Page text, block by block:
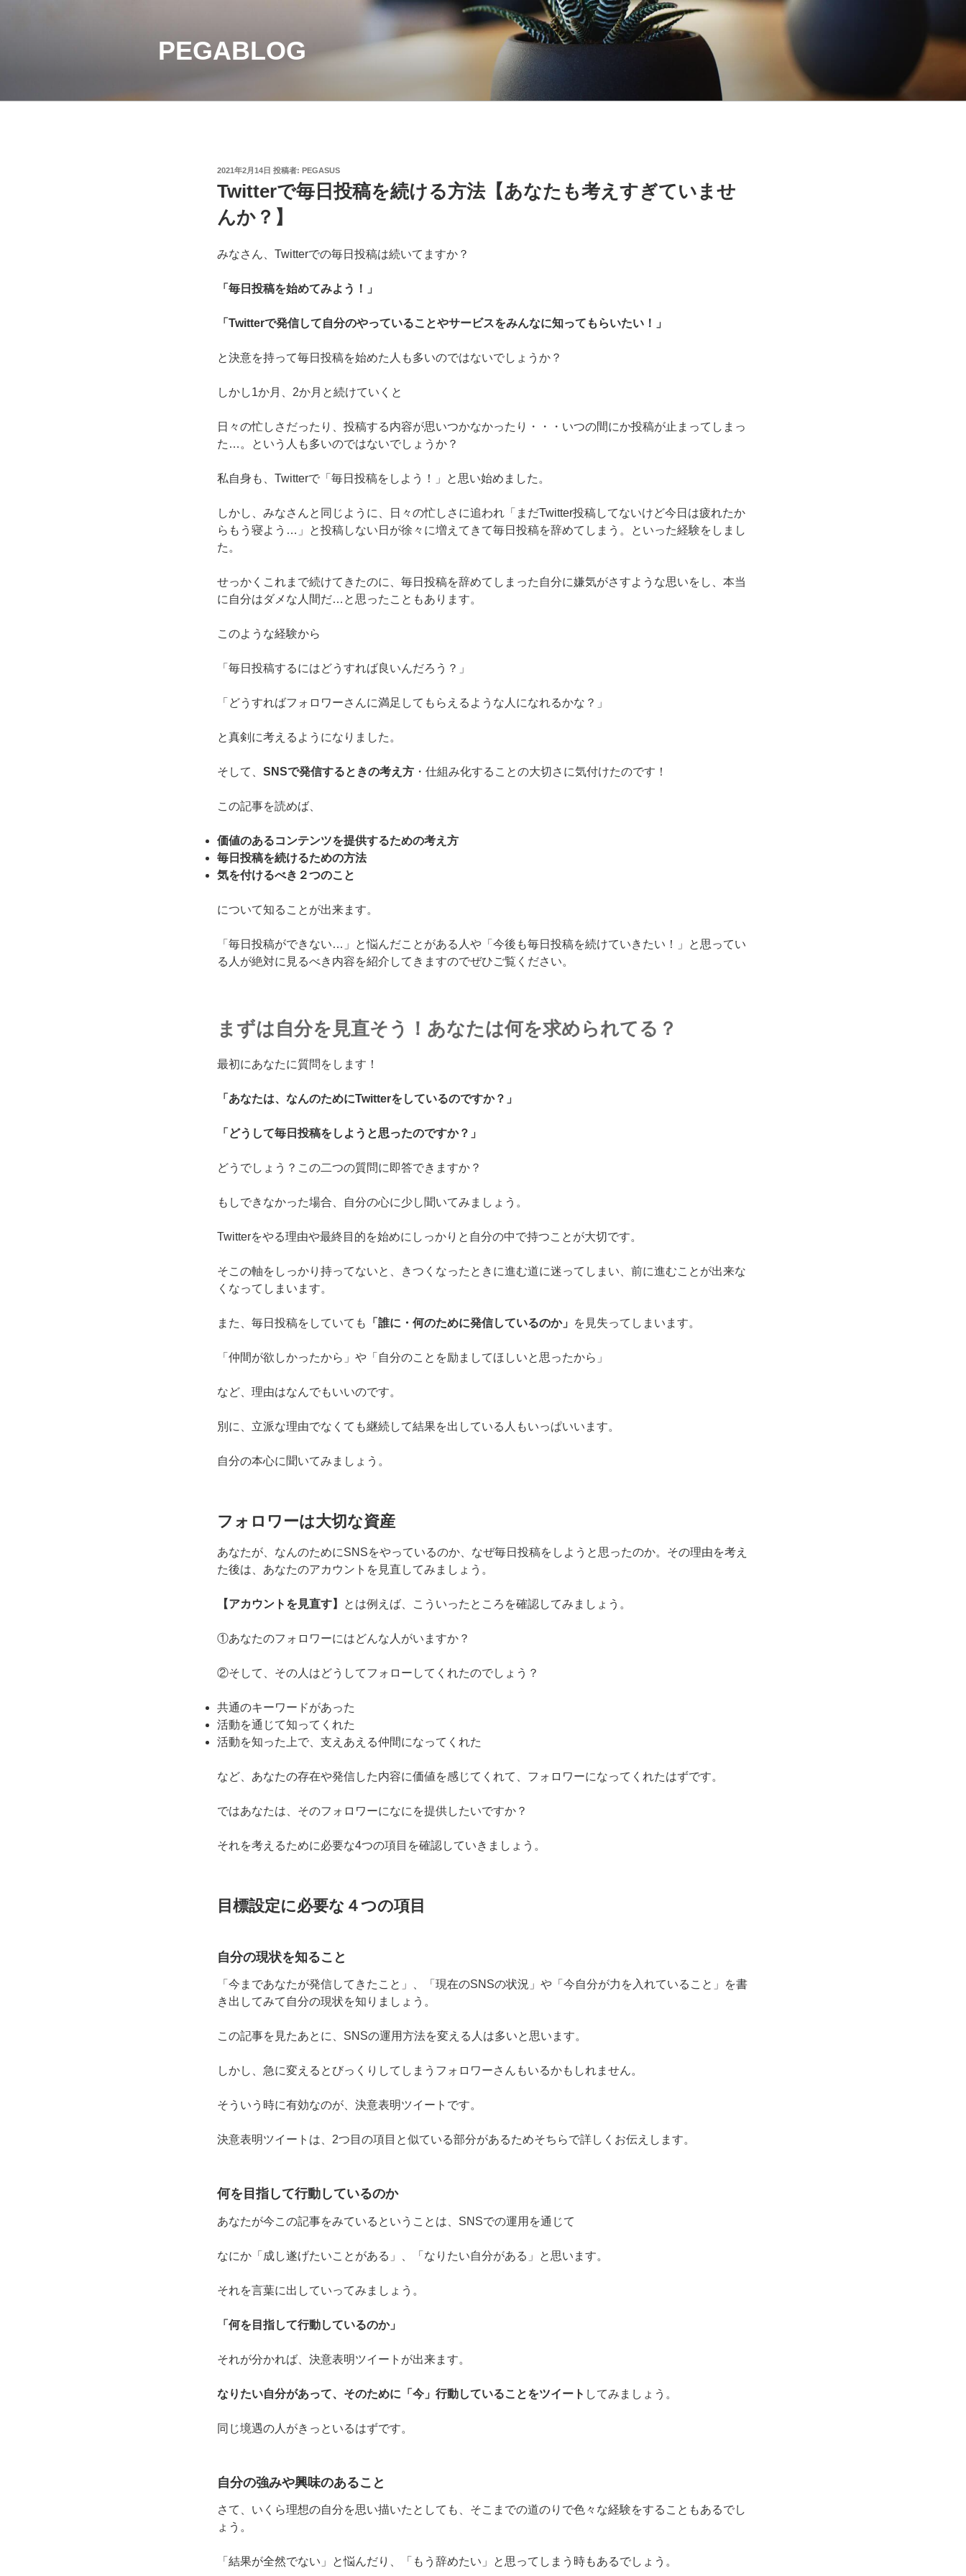
PEGABLOG
投
日:
2021年2月14日 投稿者: PEGASUS
Twitterで毎日投稿を続ける方法【あなたも考えすぎていませ
んか？】
みなさん、Twitterでの毎日投稿は続いてますか？
「毎日投稿を始めてみよう！」
「Twitterで発信して自分のやっていることやサービスをみんなに知ってもらいたい！」
と決意を持って毎日投稿を始めた人も多いのではないでしょうか？
しかし1か月、2か月と続けていくと
日々の忙しさだったり、投稿する内容が思いつかなかったり・・・いつの間にか投稿が止まってしまっ
た…。という人も多いのではないでしょうか？
私自身も、Twitterで「毎日投稿をしよう！」と思い始めました。
しかし、みなさんと同じように、日々の忙しさに追われ「まだTwitter投稿してないけど今日は疲れたか
らもう寝よう…」と投稿しない日が徐々に増えてきて毎日投稿を辞めてしまう。といった経験をしまし
た。
せっかくこれまで続けてきたのに、毎日投稿を辞めてしまった自分に嫌気がさすような思いをし、本当
に自分はダメな人間だ…と思ったこともあります。
このような経験から
「毎日投稿するにはどうすれば良いんだろう？」
「どうすればフォロワーさんに満足してもらえるような人になれるかな？」
と真剣に考えるようになりました。
そして、 SNSで発信するときの考え方 ・ 仕組み化することの大切さ に気付けたのです！
この記事を読めば、
価値のあるコンテンツを提供するための考え方
毎日投稿を続けるための方法
気を付けるべき２つのこと
について知ることが出来ます。
「毎日投稿ができない…」と悩んだことがある人や「今後も毎日投稿を続けていきたい！」と思ってい
る人が絶対に見るべき内容を紹介してきますのでぜひご覧ください。
まずは自分を見直そう！あなたは何を求められてる？
最初にあなたに質問をします！
「あなたは、なんのためにTwitterをしているのですか？」
「どうして毎日投稿をしようと思ったのですか？」
どうでしょう？この二つの質問に即答できますか？
もしできなかった場合、自分の心に少し聞いてみましょう。
Twitterをやる理由や最終目的を始めにしっかりと自分の中で持つことが大切です。
そこの軸をしっかり持ってないと、きつくなったときに進む道に迷ってしまい、前に進むことが出来な
くなってしまいます。
また、毎日投稿をしていても 「誰に・何のために発信しているのか」 を見失ってしまいます。
「仲間が欲しかったから」や「自分のことを励ましてほしいと思ったから」
など、理由はなんでもいいのです。
別に、立派な理由でなくても継続して結果を出している人もいっぱいいます。
自分の本心に聞いてみましょう。
フォロワーは大切な資産
あなたが、なんのためにSNSをやっているのか、なぜ毎日投稿をしようと思ったのか。その理由を考え
た後は、 あなたのアカウントを見直してみましょう。
【アカウントを見直す】 とは例えば、こういったところを確認してみましょう。
①あなたのフォロワーにはどんな人がいますか？
②そして、その人はどうしてフォローしてくれたのでしょう？
共通のキーワードがあった
活動を通じて知ってくれた
活動を知った上で、支えあえる仲間になってくれた
など、あなたの存在や発信した内容に価値を感じてくれて、フォロワーになってくれたはずです。
ではあなたは、そのフォロワーになにを提供したいですか？
それを考えるために必要な4つの項目を確認していきましょう。
目標設定に必要な４つの項目
自分の現状を知ること
「今まであなたが発信してきたこと」、「現在のSNSの状況」や「今自分が力を入れていること」を書
き出してみて自分の現状を知りましょう。
この記事を見たあとに、SNSの運用方法を変える人は多いと思います。
しかし、急に変えるとびっくりしてしまうフォロワーさんもいるかもしれません。
そういう時に有効なのが、決意表明ツイートです。
決意表明ツイートは、2つ目の項目と似ている部分があるためそちらで詳しくお伝えします。
何を目指して行動しているのか
あなたが今この記事をみているということは、SNSでの運用を通じて
なにか「成し遂げたいことがある」、「なりたい自分がある」と思います。
それを言葉に出していってみましょう。
「何を目指して行動しているのか」
それが分かれば、決意表明ツイートが出来ます。
なりたい自分があって、そのために 「今」 行動していることをツイート してみましょう。
同じ境遇の人がきっといるはずです。
自分の強みや興味のあること
さて、いくら理想の自分を思い描いたとしても、そこまでの道のりで色々な経験をすることもあるでし
ょう。
「結果が全然でない」と悩んだり、「もう辞めたい」と思ってしまう時もあるでしょう。